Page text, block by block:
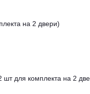
на 2 двери)
для комплекта на 2